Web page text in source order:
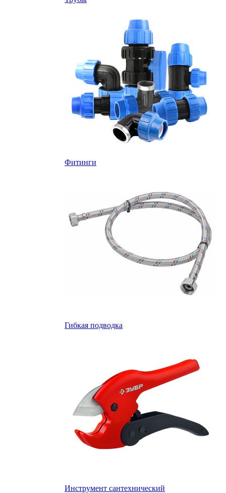
Фитинги
Гибкая подводка
Инструмент сантехнический